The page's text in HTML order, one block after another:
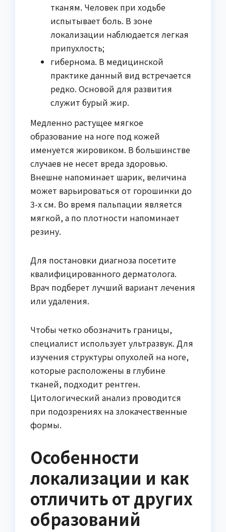
тканям. Человек при ходьбе
испытывает боль. В зоне
локализации наблюдается легкая
припухлость;
гибернома. В медицинской
практике данный вид встречается
редко. Основой для развития
служит бурый жир.
Медленно растущее мягкое
образование на ноге под кожей
именуется жировиком. В большинстве
случаев не несет вреда здоровью.
Внешне напоминает шарик, величина
может варьироваться от горошинки до
3-х см. Во время пальпации является
мягкой, а по плотности напоминает
резину.
Для постановки диагноза посетите
квалифицированного дерматолога.
Врач подберет лучший вариант лечения
или удаления.
Чтобы четко обозначить границы,
специалист использует ультразвук. Для
изучения структуры опухолей на ноге,
которые расположены в глубине
тканей, подходит рентген.
Цитологический анализ проводится
при подозрениях на злокачественные
формы.
Особенности
локализации и как
отличить от других
образований